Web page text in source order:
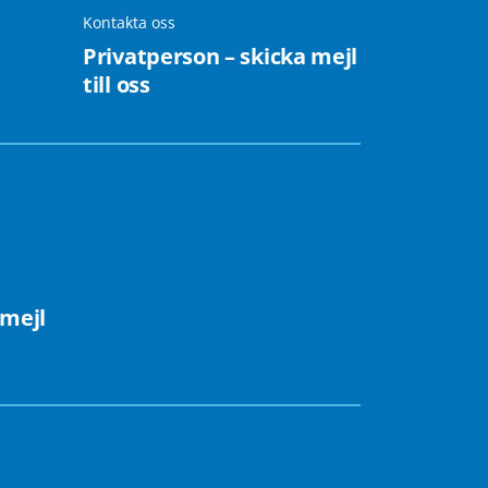
Kontakta oss
Privatperson – skicka mejl
till oss